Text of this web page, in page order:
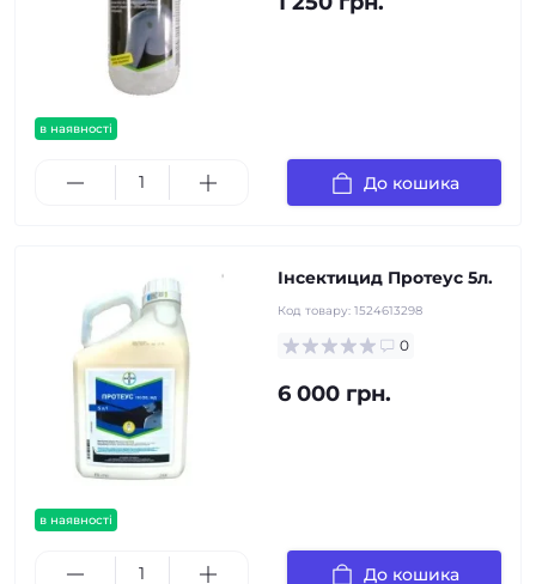
в наявності
До кошика
в наявності
Інсектицид Протеус 5л.
Код товару: 1524613298
0
6 000 грн.
До кошика